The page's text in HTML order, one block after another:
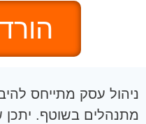
ניהול עסק מתייחס
מתנהלים בשוטף.